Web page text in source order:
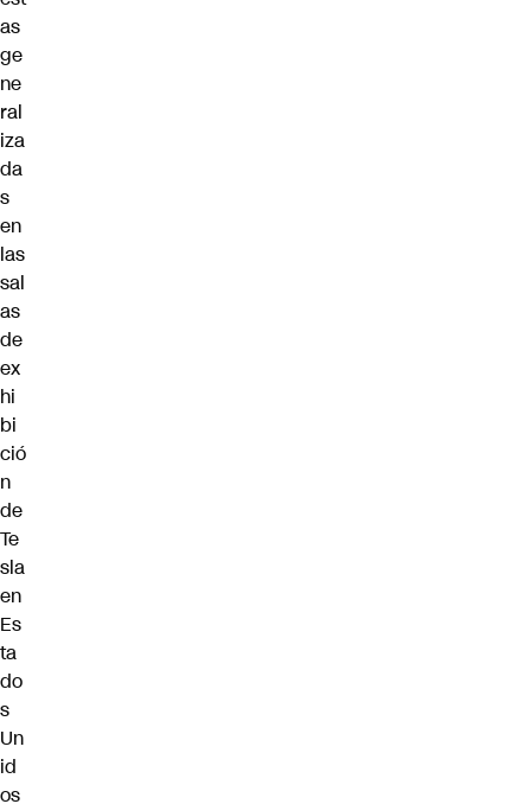
as
ge
ne
ral
iza
da
s
en
las
sal
as
de
ex
hi
bi
ció
n
de
Te
sla
en
Es
ta
do
s
Un
id
os